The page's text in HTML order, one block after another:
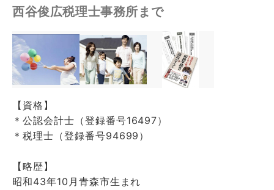
西谷俊広税理士事務所まで
【資格】
＊公認会計士（登録番号16497）
＊税理士（登録番号94699）
【略歴】
昭和43年10月青森市生まれ